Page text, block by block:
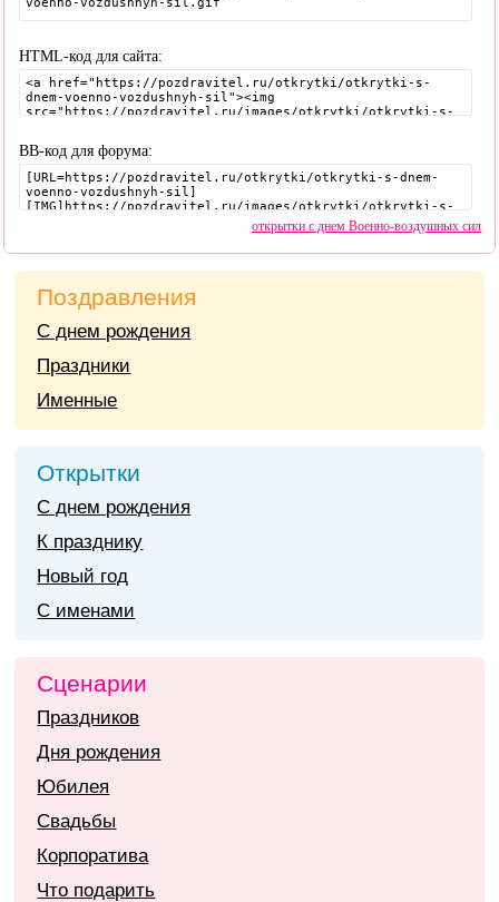
HTML-код для сайта:
BB-код для форума:
открытки с днем Военно-воздушных сил
Поздравления
С днем рождения
Праздники
Именные
Открытки
С днем рождения
К празднику
Новый год
С именами
Сценарии
Праздников
Дня рождения
Юбилея
Свадьбы
Корпоратива
Что подарить